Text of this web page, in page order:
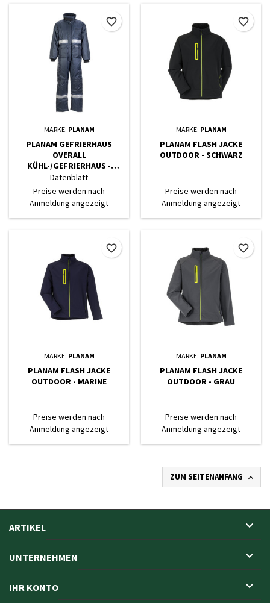
MARKE: PLANAM
PLANAM GEFRIERHAUS
OVERALL
KÜHL-/GEFRIERHAUS -
MARINE, INNENFUTTER
KORNBLUMENBLAU
Datenblatt
Preise werden nach
Anmeldung angezeigt
favorite_border
MARKE: PLANAM
PLANAM FLASH JACKE
OUTDOOR - SCHWARZ
Preise werden nach
Anmeldung angezeigt
favorite_border
MARKE: PLANAM
PLANAM FLASH JACKE
OUTDOOR - MARINE
Preise werden nach
Anmeldung angezeigt
favorite_border
MARKE: PLANAM
PLANAM FLASH JACKE
OUTDOOR - GRAU
Preise werden nach
Anmeldung angezeigt
favorite_border
ZUM SEITENANFANG 
ARTIKEL 
UNTERNEHMEN 
IHR KONTO 